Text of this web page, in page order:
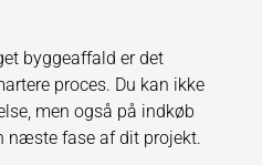
byggeaffald er det
proces. Du kan ikke
men også på indkøb
næste fase af dit projekt.